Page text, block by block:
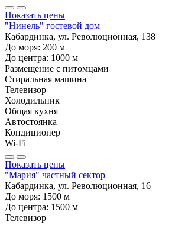
Показать цены
"Нинель" гостевой дом
Кабардинка, ул. Революционная, 138
До моря: 200 м
До центра: 1000 м
Размещение с питомцами
Стиральная машина
Телевизор
Холодильник
Общая кухня
Автостоянка
Кондиционер
Wi-Fi
Показать цены
"Мария" частный сектор
Кабардинка, ул. Революционная, 16
До моря: 1500 м
До центра: 1500 м
Телевизор